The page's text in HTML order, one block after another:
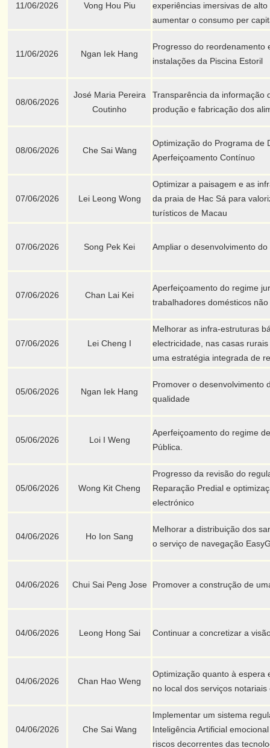
11/06/2026 Vong Hou Piu
experiências imersivas de
aumentar o consumo per
11/06/2026 Ngan Iek Hang
Progresso do reordenamento
instalações da Piscina Estoril
08/06/2026
José Maria Pereira
Coutinho
Transparência da informação
produção e fabricação dos
08/06/2026 Che Sai Wang
Optimização do Programa de
Aperfeiçoamento Contínuo
07/06/2026 Lei Leong Wong
Optimizar a paisagem e as
da praia de Hac Sá para
turísticos de Macau
07/06/2026 Song Pek Kei Ampliar o desenvolvimento
07/06/2026 Chan Lai Kei
Aperfeiçoamento do regime
trabalhadores domésticos
07/06/2026 Lei Cheng I
Melhorar as infra-estruturas
electricidade, nas casas
uma estratégia integrada de
05/06/2026 Ngan Iek Hang
Promover o desenvolvimento
qualidade
05/06/2026 Loi I Weng
Aperfeiçoamento do regime
Pública.
05/06/2026 Wong Kit Cheng
Progresso da revisão do
Reparação Predial e
electrónico
04/06/2026 Ho Ion Sang
Melhorar a distribuição dos
o serviço de navegação
04/06/2026 Chui Sai Peng Jose Promover a construção de
04/06/2026 Leong Hong Sai Continuar a concretizar a
04/06/2026 Chan Hao Weng
Optimização quanto à espera
no local dos serviços notariais
04/06/2026 Che Sai Wang
Implementar um sistema
Inteligência Artificial
riscos decorrentes das